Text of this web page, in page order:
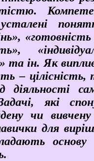
та ін. Як
– цілісність,
діяльності
які
чи
для
основу